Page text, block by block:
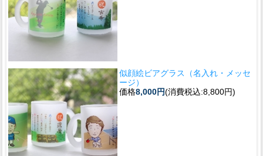
似顔絵ビアグラス（名入れ・メッセ
ージ）
価格8,000円(消費税込:8,800円)